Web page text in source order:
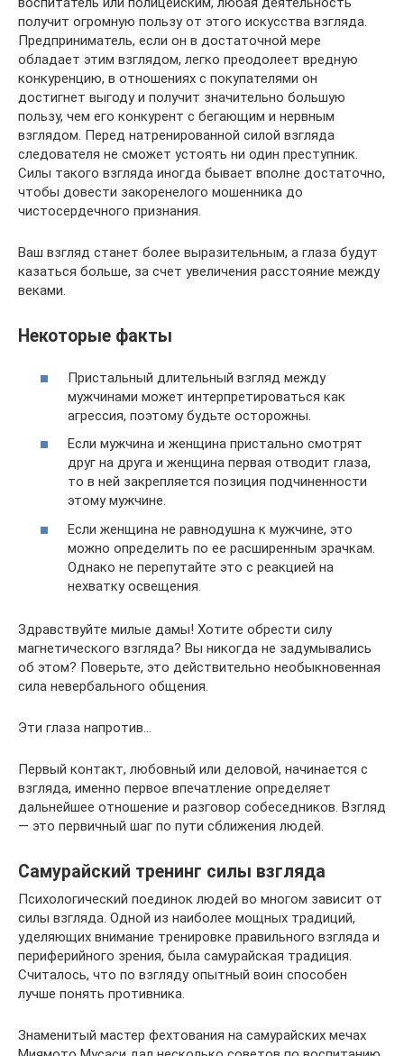
получит огромную пользу от этого искусства взгляда.
Предприниматель, если он в достаточной мере
обладает этим взглядом, легко преодолеет вредную
конкуренцию, в отношениях с покупателями он
достигнет выгоду и получит значительно большую
пользу, чем его конкурент с бегающим и нервным
взглядом. Перед натренированной силой взгляда
следователя не сможет устоять ни один преступник.
Силы такого взгляда иногда бывает вполне достаточно,
чтобы довести закоренелого мошенника до
чистосердечного признания.
Ваш взгляд станет более выразительным, а глаза будут
казаться больше, за счет увеличения расстояние между
веками.
Некоторые факты
Пристальный длительный взгляд между
мужчинами может интерпретироваться как
агрессия, поэтому будьте осторожны.
Если мужчина и женщина пристально смотрят
друг на друга и женщина первая отводит глаза,
то в ней закрепляется позиция подчиненности
этому мужчине.
Если женщина не равнодушна к мужчине, это
можно определить по ее расширенным зрачкам.
Однако не перепутайте это с реакцией на
нехватку освещения.
Здравствуйте милые дамы! Хотите обрести силу
магнетического взгляда? Вы никогда не задумывались
об этом? Поверьте, это действительно необыкновенная
сила невербального общения.
Эти глаза напротив…
Первый контакт, любовный или деловой, начинается с
взгляда, именно первое впечатление определяет
дальнейшее отношение и разговор собеседников. Взгляд
— это первичный шаг по пути сближения людей.
Самурайский тренинг силы взгляда
Психологический поединок людей во многом зависит от
силы взгляда. Одной из наиболее мощных традиций,
уделяющих внимание тренировке правильного взгляда и
периферийного зрения, была самурайская традиция.
Считалось, что по взгляду опытный воин способен
лучше понять противника.
Знаменитый мастер фехтования на самурайских мечах